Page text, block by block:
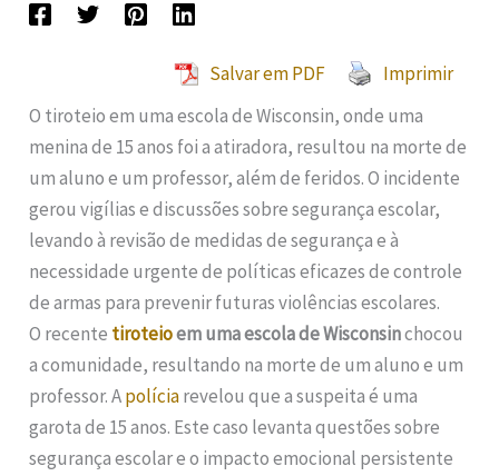
Salvar em PDF
Imprimir
O tiroteio em uma escola de Wisconsin, onde uma
menina de 15 anos foi a atiradora, resultou na morte de
um aluno e um professor, além de feridos. O incidente
gerou vigílias e discussões sobre segurança escolar,
levando à revisão de medidas de segurança e à
necessidade urgente de políticas eficazes de controle
de armas para prevenir futuras violências escolares.
O recente tiroteioem uma escola de Wisconsinchocou
a comunidade, resultando na morte de um aluno e um
professor. Apolíciarevelou que a suspeita é uma
garota de 15 anos. Este caso levanta questões sobre
segurança escolar e o impacto emocional persistente